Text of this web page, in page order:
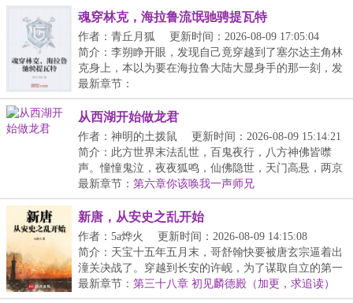
魂穿林克，海拉鲁流氓驰骋提瓦特
作者：青丘月狐
更新时间：2026-08-09 17:05:04
简介：李朔睁开眼，发现自己竟穿越到了塞尔达主角林
克身上，本以为要在海拉鲁大陆大显身手的那一刻，发
现...
最新章节：
从西湖开始做龙君
作者：神明的土拨鼠
更新时间：2026-08-09 15:14:21
简介：此方世界末法乱世，百鬼夜行，八方神佛皆噤
声。憧憧鬼泣，夜夜狐鸣，仙佛隐世，天门高悬，两京
繁华...
最新章节： 第六章你该唤我一声师兄
新唐，从安史之乱开始
作者：5a烨火
更新时间：2026-08-09 14:15:08
简介：天宝十五年五月末，哥舒翰快要被唐玄宗逼着出
潼关决战了。穿越到长安的许岘，为了谋取自立的第一
桶...
最新章节： 第三十八章 初见麟德殿（加更，求追读）